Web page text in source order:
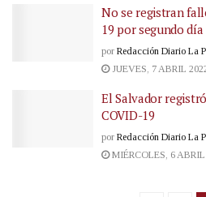
No se registran
19 por segundo
por Redacción Diario La
JUEVES, 7 ABRIL
El Salvador
COVID-19
por Redacción Diario La
MIÉRCOLES, 6